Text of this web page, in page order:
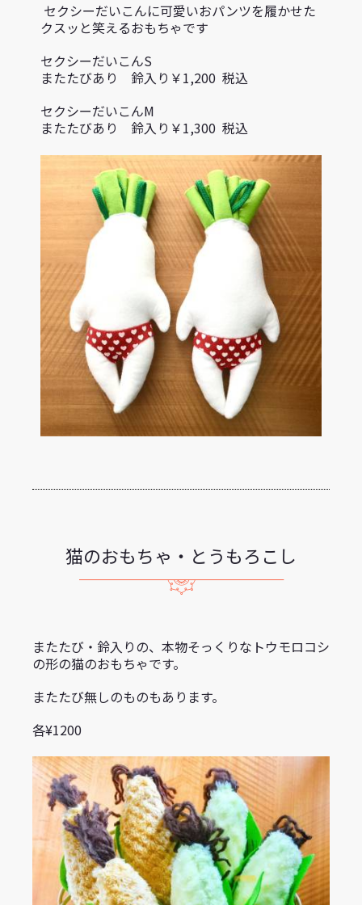
セクシーだいこんに可愛いおパンツを履かせた
クスッと笑えるおもちゃです
セクシーだいこんS
またたびあり 鈴入り￥1,200 税込
セクシーだいこんM
またたびあり 鈴入り￥1,300 税込
猫のおもちゃ・とうもろこし
またたび・鈴入りの、本物そっくりなトウモロコシ
の形の猫のおもちゃです。
またたび無しのものもあります。
各¥1200